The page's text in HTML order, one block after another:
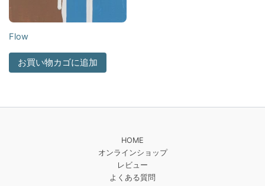
Flow
お買い物カゴに追加
HOME
オンラインショップ
レビュー
よくある質問